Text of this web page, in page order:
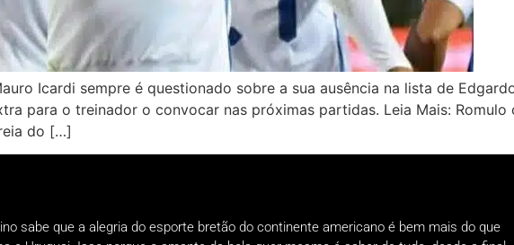
Icardi sempre é questionado sobre a sua ausência na lista de
para o treinador o convocar nas próximas partidas. Leia Mais:
do […]
sabe que a alegria do esporte bretão do continente americano é bem mais do que